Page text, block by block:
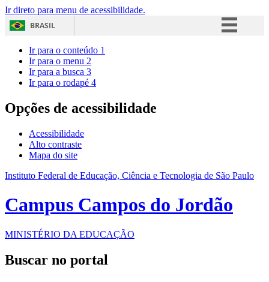
Ir direto para menu de acessibilidade.
BRASIL
Acesso à informação
Ir para o conteúdo 1
Ir para o menu 2
Ir para a busca 3
Ir para o rodapé 4
Opções de acessibilidade
Acessibilidade
Alto contraste
Mapa do site
Instituto Federal de Educação, Ciência e Tecnologia de São Paulo
Campus Campos do Jordão
MINISTÉRIO DA EDUCAÇÃO
Buscar no portal